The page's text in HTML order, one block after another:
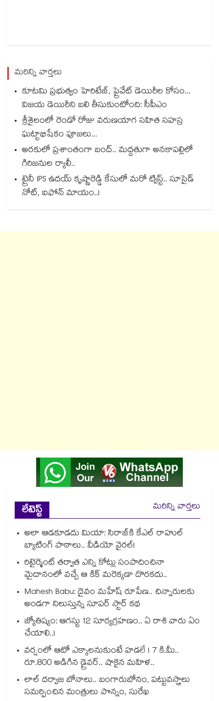
మరిన్ని వార్తలు
కూటమి ప్రభుత్వం హెరిటేజ్, ప్రైవేట్ డెయిరీల కోసం...
విజయ డెయిరీని బలి తీసుకుంటోంది: సీపీఎం
శ్రీశైలంలో రెండో రోజు వరుణయాగ సహిత సహస్ర
ఘట్టాభిషేకం పూజలు...
అరకులో ప్రశాంతంగా బంద్.. మద్దతుగా అనకాపల్లిలో
గిరిజనుల ర్యాలీ..
ట్రైనీ IPS ఉదయ్‌ కృష్ణారెడ్డి కేసులో మరో ట్విస్ట్.. సూసైడ్‌
నోట్‌, ఐఫోన్‌ మాయం..!
లేటెస్ట్
మరిన్ని వార్తలు
అలా ఆడకూడదు మియా: సిరాజ్‌కి కేఎల్ రాహుల్
బ్యాటింగ్ పాఠాలు.. వీడియో వైరల్!
రిటైర్మెంట్ తర్వాత ఎన్ని కోట్లు సంపాదించినా
మైదానంలో వచ్చే ఆ కిక్ మరెక్కడా దొరకదు..
Mahesh Babu: దైవం మహేష్ రూపేణ.. చిన్నారులకు
అండగా నిలుస్తున్న సూపర్ స్టార్ కథ
జ్యోతిష్యం: ఆగస్టు 12 సూర్యగ్రహణం.. ఏ రాశి వారు ఏం
చేయాలి..!
వర్షంలో ఆటో ఎక్కాలనుకుంటే హడలే ! 7 కి.మీ..
రూ.800 అడిగిన డ్రైవర్.. షాకైన మహిళ..
లాల్ దర్వాజ బోనాలు.. బంగారుబోనం, పట్టువస్త్రాలు
సమర్పించిన మంత్రులు పొన్నం, సురేఖ